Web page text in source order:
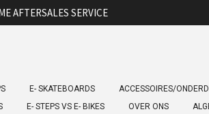
AFTERSALES SERVICE
E- SKATEBOARDS ACCESSOIRES/
E- STEPS VS E- BIKES OVER ONS